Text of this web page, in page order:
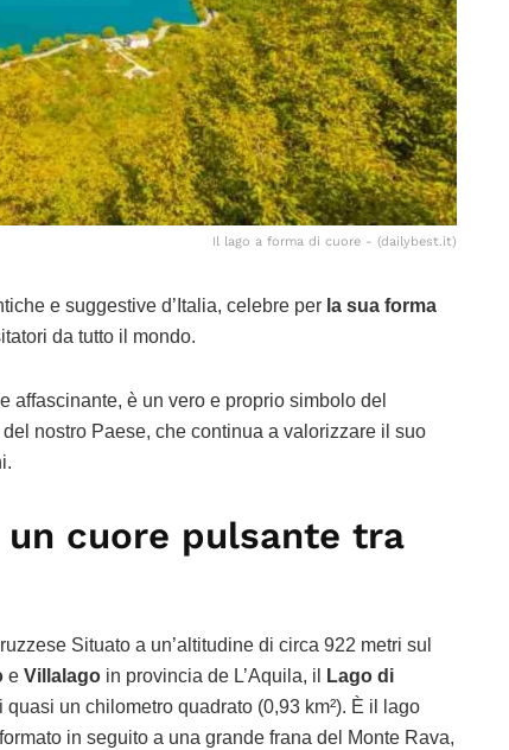
Il lago a forma di cuore - (dailybest.it)
e suggestive d’Italia, celebre per la sua forma
da tutto il mondo.
affascinante, è un vero e proprio simbolo del
nostro Paese, che continua a valorizzare il suo
un cuore pulsante tra
Situato a un’altitudine di circa 922 metri sul
e Villalago in provincia de L’Aquila, il
Lago di
un chilometro quadrato (0,93 km²). È il lago
in seguito a una grande frana del Monte Rava,